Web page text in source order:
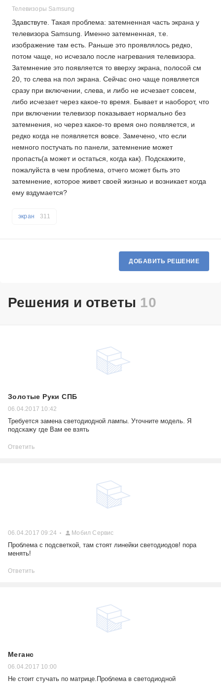
Телевизоры Samsung
Здавствуте. Такая проблема: затемненная часть экрана у
телевизора Samsung. Именно затемненная, т.е.
изображение там есть. Раньше это проявлялось редко,
потом чаще, но исчезало после нагревания телевизора.
Затемнение это появляется то вверху экрана, полосой см
20, то слева на пол экрана. Сейчас оно чаще появляется
сразу при включении, слева, и либо не исчезает совсем,
либо исчезает через какое-то время. Бывает и наоборот, что
при включении телевизор показывает нормально без
затемнения, но через какое-то время оно появляется, и
редко когда не появляется вовсе. Замечено, что если
немного постучать по панели, затемнение может
пропасть(а может и остаться, когда как). Подскажите,
пожалуйста в чем проблема, отчего может быть это
затемнение, которое живет своей жизнью и возникает когда
ему вздумается?
экран 311
ДОБАВИТЬ РЕШЕНИЕ
Решения и ответы 10
Золотые Руки СПБ
06.04.2017 10:42
Требуется замена светодиодной лампы. Уточните модель. Я
подскажу где Вам ее взять
Ответить
06.04.2017 09:24 Мобил Сервис
Проблема с подсветкой, там стоят линейки светодиодов! пора
менять!
Ответить
Меганс
06.04.2017 10:00
Не стоит стучать по матрице.Проблема в светодиодной